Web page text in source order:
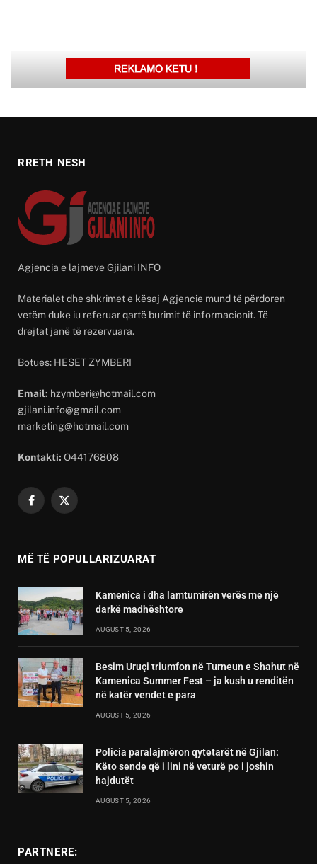
RRETH NESH
Agjencia e lajmeve Gjilani INFO
Materialet dhe shkrimet e kësaj Agjencie mund të përdoren
vetëm duke iu referuar qartë burimit të informacionit. Të
drejtat janë të rezervuara.
Botues: HESET ZYMBERI
Email: hzymberi@hotmail.com
gjilani.info@gmail.com
marketing@hotmail.com
Kontakti: O44176808
Facebook
X
MË TË POPULLARIZUARAT
Kamenica i dha lamtumirën verës me një
darkë madhështore
AUGUST 5, 2026
Besim Uruçi triumfon në Turneun e Shahut në
Kamenica Summer Fest – ja kush u renditën
në katër vendet e para
AUGUST 5, 2026
Policia paralajmëron qytetarët në Gjilan:
Këto sende që i lini në veturë po i joshin
hajdutët
AUGUST 5, 2026
PARTNERE: